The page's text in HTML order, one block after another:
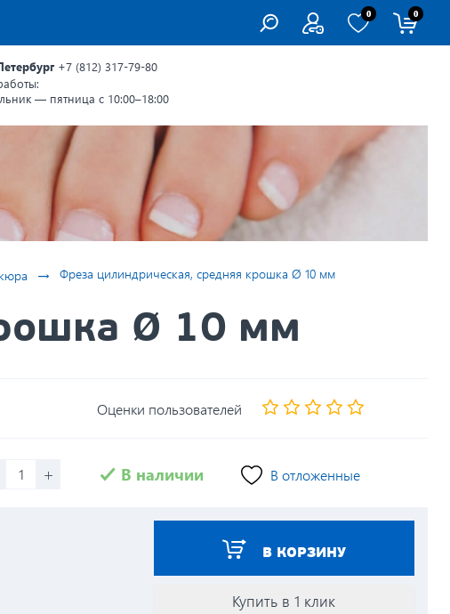
0 0
+7 (812) 317-79-80
— пятница с 10:00–18:00
→ Фреза цилиндрическая, средняя крошка Ø 10 мм
Ø 10 мм
Оценки пользователей
+ В наличии В отложенные
В КОРЗИНУ
Купить в 1 клик